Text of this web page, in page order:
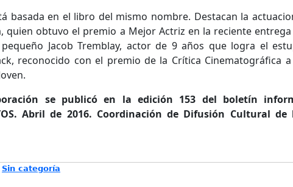
basada en el libro del mismo nombre. Destacan la
quien obtuvo el premio a Mejor Actriz en la reciente
Jacob Tremblay, actor de 9 años que logra el
reconocido con el premio de la Crítica Cinematográfica
se publicó en la edición 153 del boletín
Abril de 2016. Coordinación de Difusión Cultural de
Sin categoría